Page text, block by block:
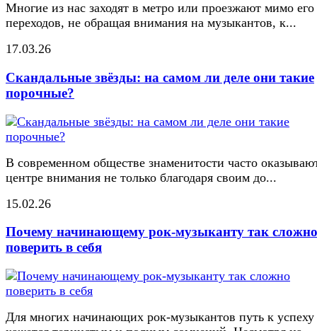
Многие из нас заходят в метро или проезжают мимо его
переходов, не обращая внимания на музыкантов, к...
17.03.26
Скандальные звёзды: на самом ли деле они такие
порочные?
В современном обществе знаменитости часто
центре внимания не только благодаря своим до...
15.02.26
Почему начинающему рок-музыканту так сложно
поверить в себя
Для многих начинающих рок-музыкантов путь к успеху